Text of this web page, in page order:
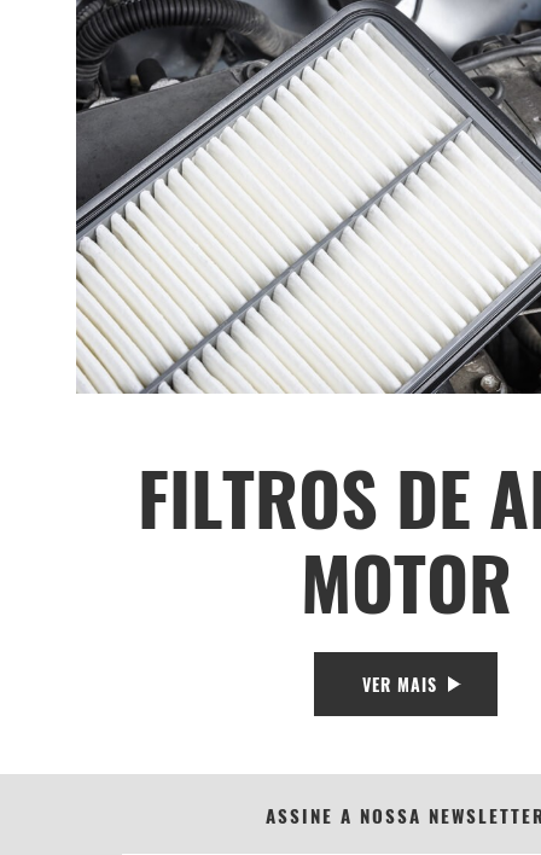
FILTROS DE
MOTOR
VER MAIS
ASSINE A NOSSA